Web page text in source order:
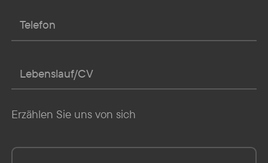
Erzählen Sie uns von sich